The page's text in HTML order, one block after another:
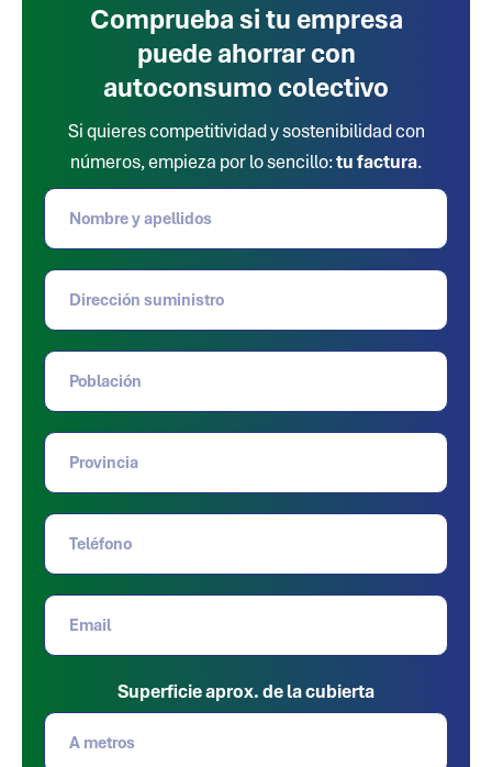
Comprueba si tu empresa
puede ahorrar con
autoconsumo colectivo
Si quieres competitividad y sostenibilidad con
números, empieza por lo sencillo:tu factura.
Superficie aprox. de la cubierta